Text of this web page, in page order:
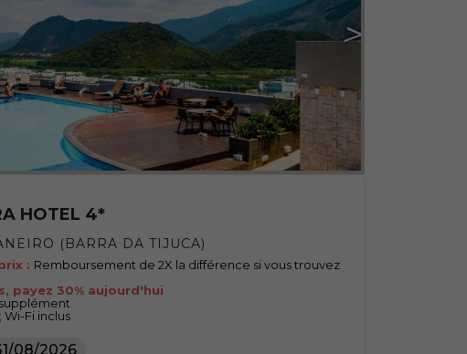
HOTEL 4*
(BARRA DA TIJUCA)
: Remboursement de 2X la différence si vous trouvez
payez 30% aujourd'hui
Fi inclus
08/2026